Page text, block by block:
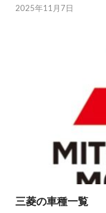
2025年11月7日
三菱の車種一覧